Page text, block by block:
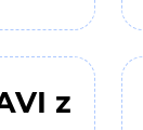
z